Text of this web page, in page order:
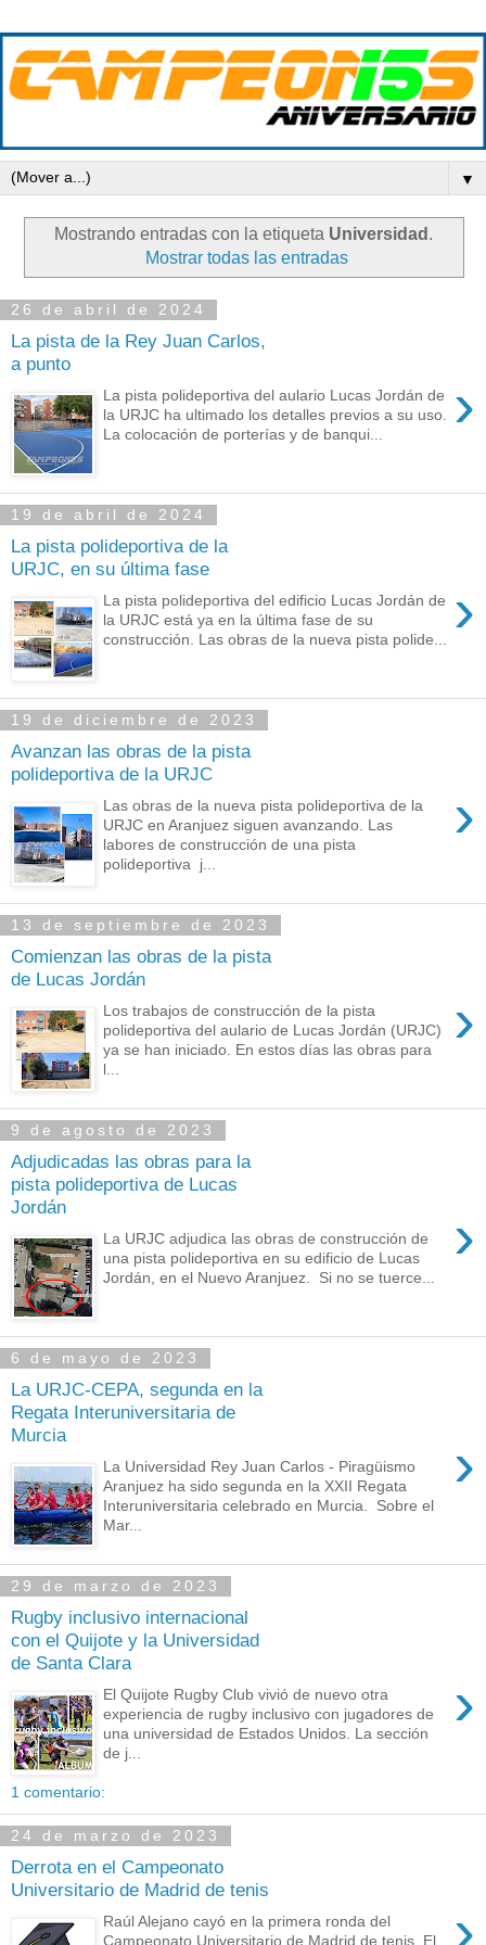
▼
Mostrando entradas con la etiqueta Universidad .
Mostrar todas las entradas
26 de abril de 2024
La pista de la Rey Juan Carlos,
a punto
›
La pista polideportiva del aulario Lucas Jordán de
la URJC ha ultimado los detalles previos a su uso.
La colocación de porterías y de banqui...
19 de abril de 2024
La pista polideportiva de la
URJC, en su última fase
›
La pista polideportiva del edificio Lucas Jordán de
la URJC está ya en la última fase de su
construcción. Las obras de la nueva pista polide...
19 de diciembre de 2023
Avanzan las obras de la pista
polideportiva de la URJC
›
Las obras de la nueva pista polideportiva de la
URJC en Aranjuez siguen avanzando. Las
labores de construcción de una pista
polideportiva j...
13 de septiembre de 2023
Comienzan las obras de la pista
de Lucas Jordán
›
Los trabajos de construcción de la pista
polideportiva del aulario de Lucas Jordán (URJC)
ya se han iniciado. En estos días las obras para
l...
9 de agosto de 2023
Adjudicadas las obras para la
pista polideportiva de Lucas
Jordán
›
La URJC adjudica las obras de construcción de
una pista polideportiva en su edificio de Lucas
Jordán, en el Nuevo Aranjuez. Si no se tuerce...
6 de mayo de 2023
La URJC-CEPA, segunda en la
Regata Interuniversitaria de
Murcia
›
La Universidad Rey Juan Carlos - Piragüismo
Aranjuez ha sido segunda en la XXII Regata
Interuniversitaria celebrado en Murcia. Sobre el
Mar...
29 de marzo de 2023
Rugby inclusivo internacional
con el Quijote y la Universidad
de Santa Clara
›
El Quijote Rugby Club vivió de nuevo otra
experiencia de rugby inclusivo con jugadores de
una universidad de Estados Unidos. La sección
de j...
1 comentario:
24 de marzo de 2023
Derrota en el Campeonato
Universitario de Madrid de tenis
Raúl Alejano cayó en la primera ronda del
Campeonato Universitario de Madrid de tenis. El